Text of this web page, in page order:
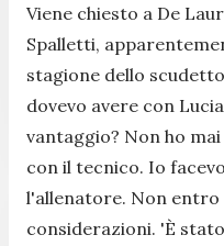
Viene chiesto a De
Spalletti,
stagione dello
dovevo avere con
vantaggio? Non ho
con il tecnico. Io
l'allenatore. Non entro
considerazioni. 'È